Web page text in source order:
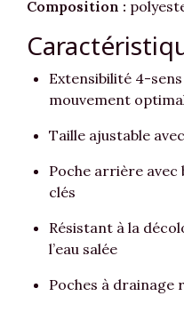
Composition :
Extensibilité 4-
mouvement
Taille ajustable
Poche arrière
clés
Résistant à la
l’eau salée
Poches à drainage